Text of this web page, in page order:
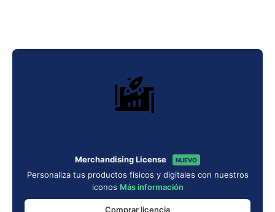
Merchandising License NUEVO
Personaliza tus productos físicos y digitales con nuestros
iconos Más información
Comprar licencia